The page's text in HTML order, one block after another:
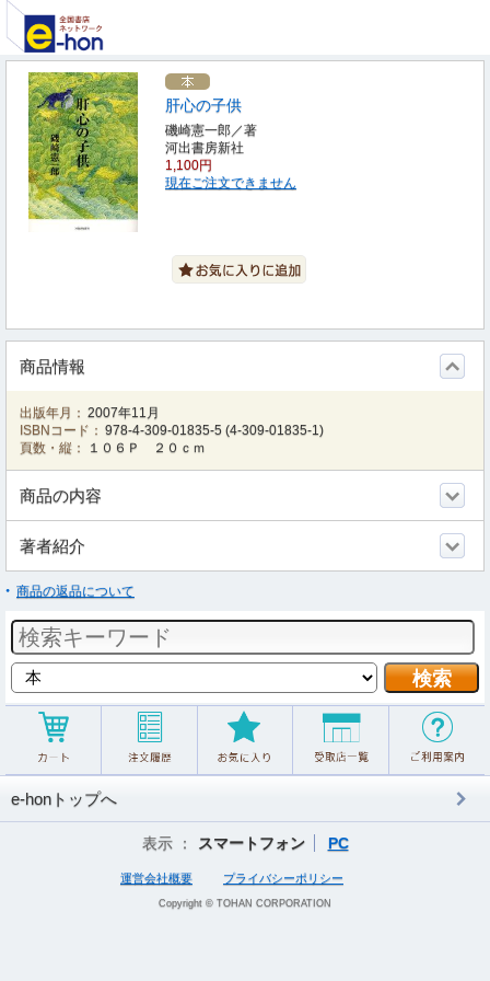
肝心の子供
磯崎憲一郎／著
河出書房新社
1,100円
現在ご注文できません
商品情報
出版年月： 2007年11月
ISBNコード： 978-4-309-01835-5 (4-309-01835-1)
頁数・縦：
１０６Ｐ ２０ｃｍ
商品の内容
著者紹介
商品の返品について
e-honトップへ
表示 ： スマートフォン PC
運営会社概要 プライバシーポリシー
Copyright © TOHAN CORPORATION